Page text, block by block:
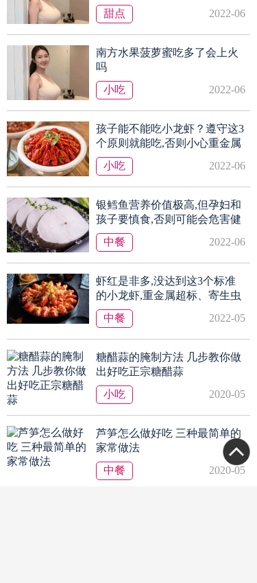
甜点
2022-06
南方水果菠萝蜜吃多了会上火
吗
小吃
2022-06
孩子能不能吃小龙虾？遵守这3
个原则就能吃,否则小心重金属
超标
小吃 2022-06
银鳕鱼营养价值极高,但孕妇和
孩子要慎食,否则可能会危害健
康
中餐 2022-06
虾红是非多,没达到这3个标准
的小龙虾,重金属超标、寄生虫
翻倍
中餐 2022-05
糖醋蒜的腌制方法 几步教你做
出好吃正宗糖醋蒜
小吃
2020-05
芦笋怎么做好吃 三种最简单的
家常做法
中餐
2020-05